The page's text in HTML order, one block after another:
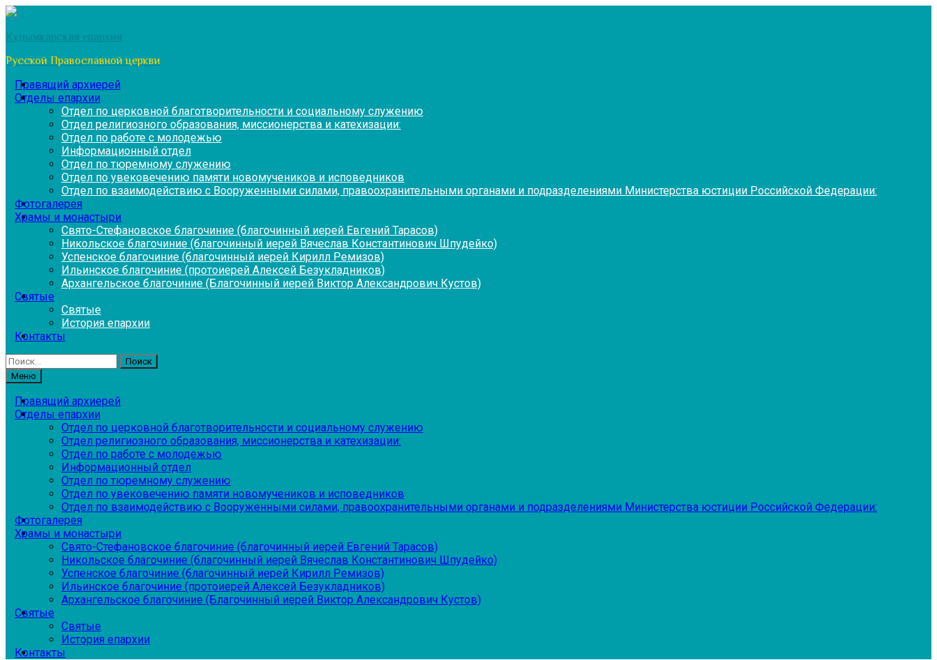
Перейти
содержимому
Кудымкарская епархия
Русской Православной церкви
Правящий архиерей
Отделы епархии
Отдел по церковной благотворительности и социальному служению
Отдел религиозного образования, миссионерства и катехизации:
Отдел по работе с молодежью
Информационный отдел
Отдел по тюремному служению
Отдел по увековечению памяти новомучеников и исповедников
Отдел по взаимодействию с Вооруженными силами, правоохранительными органами и подразделениями Министерства юстиции Российской Федерации:
Фотогалерея
Храмы и монастыри
Свято-Стефановское благочиние (благочинный иерей Евгений Тарасов)
Никольское благочиние (благочинный иерей Вячеслав Константинович Шпудейко)
Успенское благочиние (благочинный иерей Кирилл Ремизов)
Ильинское благочиние (протоиерей Алексей Безукладников)
Архангельское благочиние (Благочинный иерей Виктор Александрович Кустов)
Святые
Святые
История епархии
Контакты
Найти:
Меню
Правящий архиерей
Отделы епархии
Отдел по церковной благотворительности и социальному служению
Отдел религиозного образования, миссионерства и катехизации:
Отдел по работе с молодежью
Информационный отдел
Отдел по тюремному служению
Отдел по увековечению памяти новомучеников и исповедников
Отдел по взаимодействию с Вооруженными силами, правоохранительными органами и подразделениями Министерства юстиции Российской Федерации:
Фотогалерея
Храмы и монастыри
Свято-Стефановское благочиние (благочинный иерей Евгений Тарасов)
Никольское благочиние (благочинный иерей Вячеслав Константинович Шпудейко)
Успенское благочиние (благочинный иерей Кирилл Ремизов)
Ильинское благочиние (протоиерей Алексей Безукладников)
Архангельское благочиние (Благочинный иерей Виктор Александрович Кустов)
Святые
Святые
История епархии
Контакты